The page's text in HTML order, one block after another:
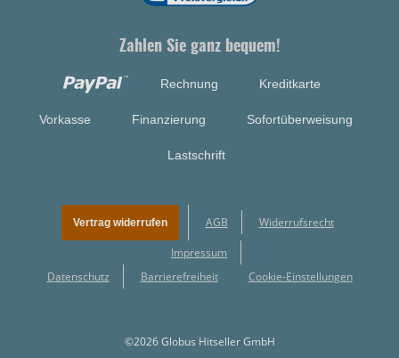
Zahlen Sie ganz bequem!
Rechnung Kreditkarte
Vorkasse Finanzierung Sofortüberweisung
Lastschrift
©2026 Globus Hitseller GmbH
Vertrag widerrufen AGB Widerrufsrecht
Impressum
Datenschutz
Barrierefreiheit Cookie-Einstellungen